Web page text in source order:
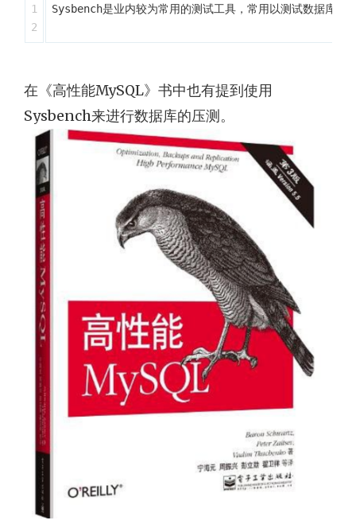
1
Sysbench是业内较为常用的测试工具，常用以测试数据
在《高性能MySQL》书中也有提到使用
Sysbench来进行数据库的压测。